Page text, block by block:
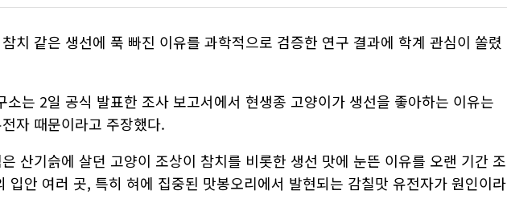
치 같은 생선에 푹 빠진 이유를 과학적으로 검증한 연구 결과에 학계 관심이 쏠렸
소는 2일 공식 발표한 조사 보고서에서 현생종 고양이가 생선을 좋아하는 이유는
자 때문이라고 주장했다.
산기슭에 살던 고양이 조상이 참치를 비롯한 생선 맛에 눈뜬 이유를 오랜 기간 조
입안 여러 곳, 특히 혀에 집중된 맛봉오리에서 발현되는 감칠맛 유전자가 원인이라